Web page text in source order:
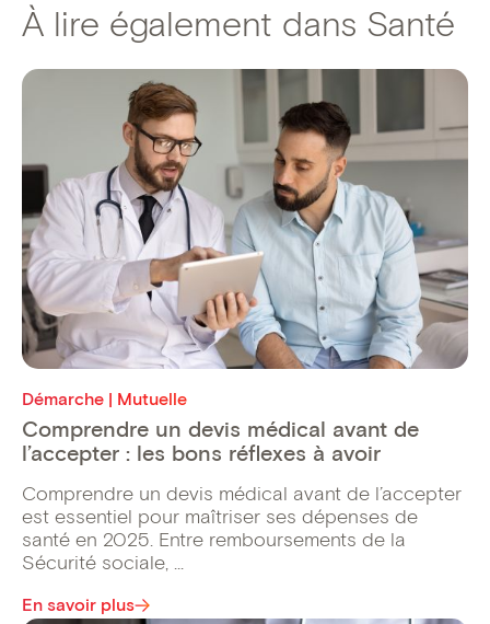
À lire également dans Santé
Démarche | Mutuelle
Comprendre un devis médical avant de
l’accepter : les bons réflexes à avoir
Comprendre un devis médical avant de l’accepter
est essentiel pour maîtriser ses dépenses de
santé en 2025. Entre remboursements de la
Sécurité sociale, ...
En savoir plus